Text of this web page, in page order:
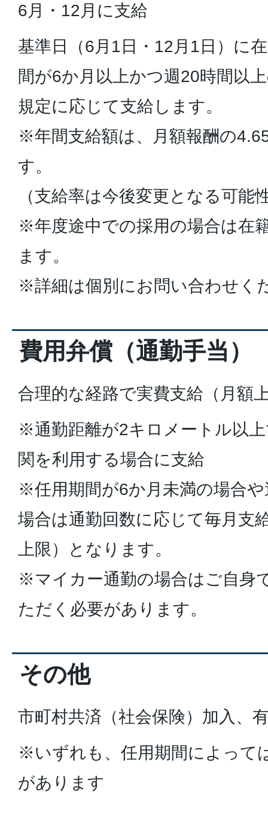
6月・12月に支給
基準日（6月1日・12月1日）に
間が6か月以上かつ週20時間以
規定に応じて支給します。
※年間支給額は、月額報酬の
す。
（支給率は今後変更となる可能
※年度途中での採用の場合は在
ます。
※詳細は個別にお問い合わせく
費用弁償（通勤手当）
合理的な経路で実費支給（月額
※通勤距離が2キロメートル以
関を利用する場合に支給
※任用期間が6か月未満の場合
場合は通勤回数に応じて毎月支
上限）となります。
※マイカー通勤の場合はご自身
ただく必要があります。
その他
市町村共済（社会保険）加入、
※いずれも、任用期間によって
があります